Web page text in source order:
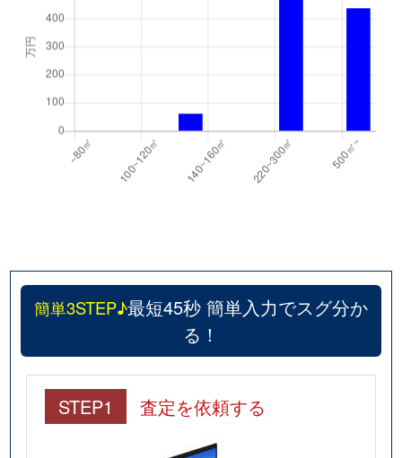
簡単3STEP♪最短45秒 簡単入力でスグ分か
る！
STEP1 査定を依頼する